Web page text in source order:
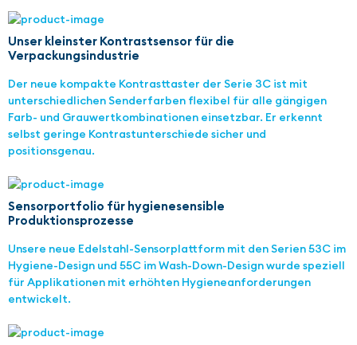
Unser kleinster Kontrastsensor für die
Verpackungsindustrie
Der neue kompakte Kontrasttaster der Serie 3C ist mit
unterschiedlichen Senderfarben flexibel für alle gängigen
Farb- und Grauwertkombinationen einsetzbar. Er erkennt
selbst geringe Kontrastunterschiede sicher und
positionsgenau.
Sensorportfolio für hygienesensible
Produktionsprozesse
Unsere neue Edelstahl-Sensorplattform mit den Serien 53C im
Hygiene-Design und 55C im Wash-Down-Design wurde speziell
für Applikationen mit erhöhten Hygieneanforderungen
entwickelt.